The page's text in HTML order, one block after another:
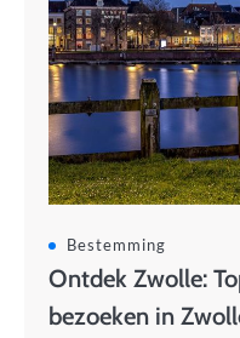
Bestemming
Ontdek Zwolle:
bezoeken in